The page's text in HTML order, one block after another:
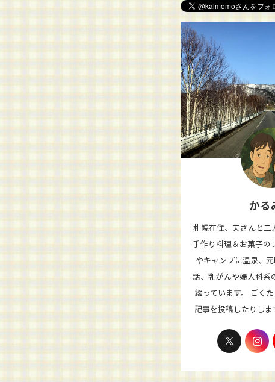
かる
札幌在住、夫さんと二
手作り料理＆お菓子の
やキャンプに温泉、
話、乳がんや婦人科
綴っています。 ごく
記事を投稿したりしま